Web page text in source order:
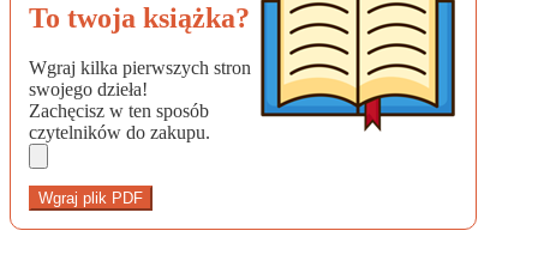
To twoja książka?
Wgraj kilka pierwszych stron
swojego dzieła!
Zachęcisz w ten sposób
czytelników do zakupu.
Wgraj plik PDF